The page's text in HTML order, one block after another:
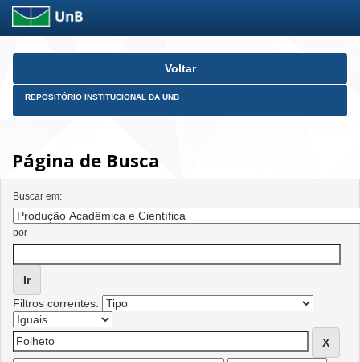
Skip
Voltar
REPOSITÓRIO INSTITUCIONAL DA UNB
Página de Busca
Buscar em:
por
Filtros correntes: